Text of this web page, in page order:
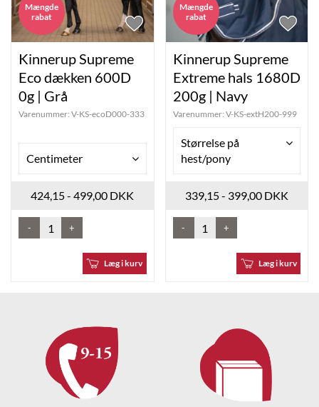
Mængde
rabat
Kinnerup Supreme
Eco dækken 600D
0g | Grå
Varenummer: V-KS-ecoD000-333
Centimeter
424,15 - 499,00 DKK
- +
Læg i kurv
Mængde
rabat
Kinnerup Supreme
Extreme hals 1680D
200g | Navy
Varenummer: V-KS-extH200-999
Størrelse på
hest/pony
339,15 - 399,00 DKK
- +
Læg i kurv